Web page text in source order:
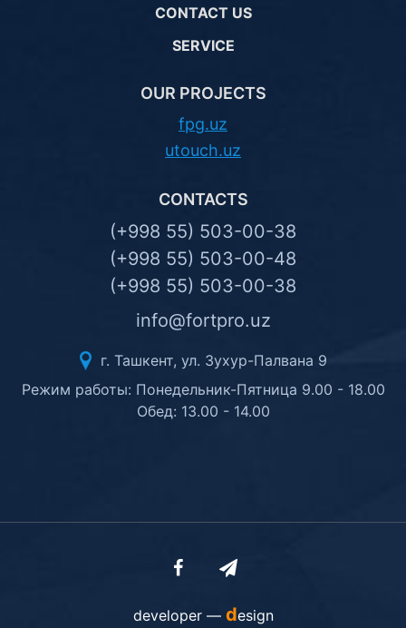
CONTACT US
SERVICE
OUR PROJECTS
fpg.uz
utouch.uz
CONTACTS
(+998 55) 503-00-38
(+998 55) 503-00-48
(+998 55) 503-00-38
info@fortpro.uz
г. Ташкент, ул. Зухур-Палвана 9
Режим работы: Понедельник-Пятница 9.00 - 18.00
Обед: 13.00 - 14.00
developer — design